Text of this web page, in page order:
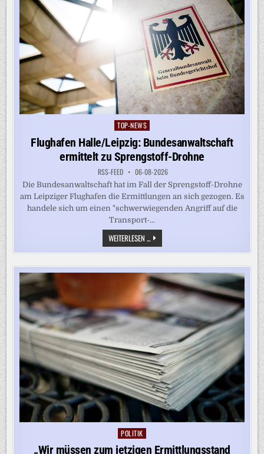
Posted
in
TOP-NEWS
Flughafen Halle/Leipzig: Bundesanwaltschaft
ermittelt zu Sprengstoff-Drohne
RSS-FEED 06-08-2026
Die Bundesanwaltschaft hat im Fall der Sprengstoff-Drohne
am Leipziger Flughafen die Ermittlungen an sich gezogen. Es
handele sich um einen "schwerwiegenden Angriff auf die
Transport-...
WEITERLESEN ... FLUGHAFEN
HALLE/LEIPZIG:
BUNDESANWALTSCHAFT
ZU
SPRENGSTOFF-
DROHNE
Posted
in
POLITIK
„Wir müssen zum jetzigen Ermittlungsstand